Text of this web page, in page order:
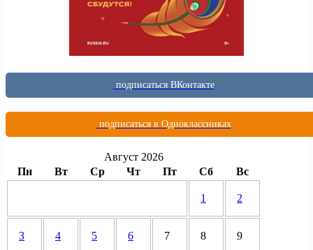
подписаться ВКонтакте
подписаться в Одноклассниках
Август 2026
Пн
Вт Ср Чт Пт Сб Вс
1 2
3 4 5 6 7 8 9